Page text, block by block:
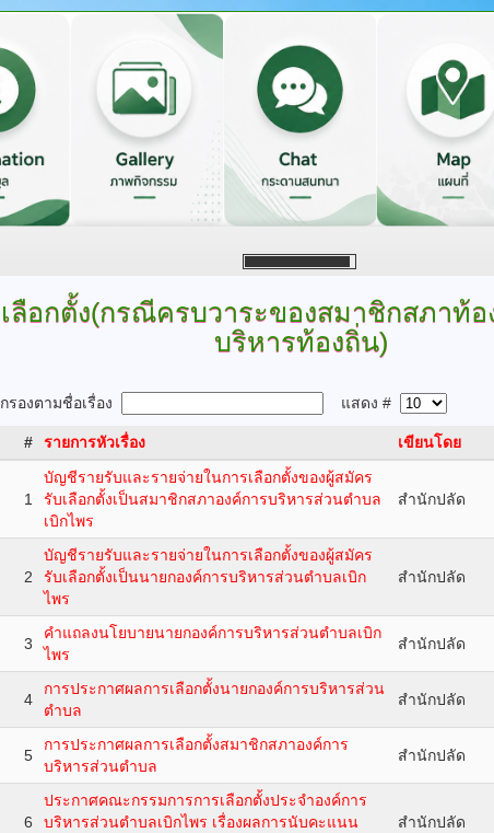
เลือกตั้ง(กรณีครบวาระของสมาชิกสภาท้อ
บริหารท้องถิ่น)
กรองตามชื่อเรื่อง แสดง #
# รายการหัวเรื่อง เขียนโดย
1
บัญชีรายรับและรายจ่ายในการเลือกตั้งของผู้สมัคร
รับเลือกตั้งเป็นสมาชิกสภาองค์การบริหารส่วนตำบล
เบิกไพร
สำนักปลัด
2
บัญชีรายรับและรายจ่ายในการเลือกตั้งของผู้สมัคร
รับเลือกตั้งเป็นนายกองค์การบริหารส่วนตำบลเบิก
ไพร
สำนักปลัด
3
คำแถลงนโยบายนายกองค์การบริหารส่วนตำบลเบิก
ไพร
สำนักปลัด
4
การประกาศผลการเลือกตั้งนายกองค์การบริหารส่วน
ตำบล
สำนักปลัด
5
การประกาศผลการเลือกตั้งสมาชิกสภาองค์การ
บริหารส่วนตำบล
สำนักปลัด
6
ประกาศคณะกรรมการการเลือกตั้งประจำองค์การ
บริหารส่วนตำบลเบิกไพร เรื่องผลการนับคะแนน
สำนักปลัด